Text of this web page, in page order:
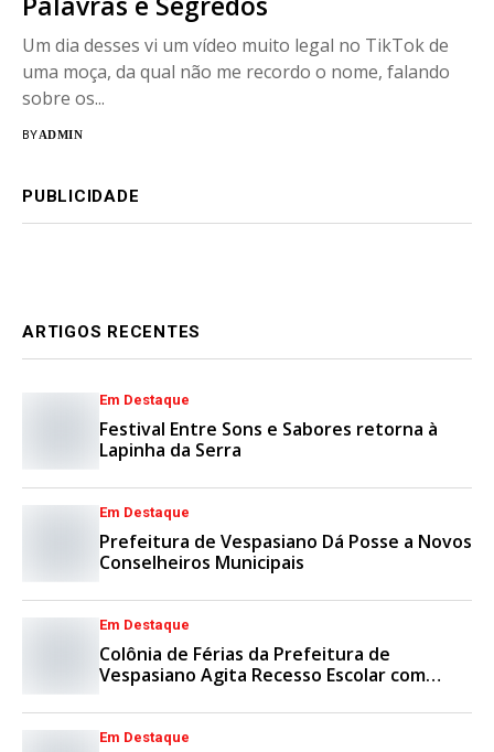
Um dia desses vi um vídeo muito legal no TikTok de
uma moça, da qual não me recordo o nome, falando
sobre os...
BYADMIN
PUBLICIDADE
ARTIGOS RECENTES
Em Destaque
Festival Entre Sons e Sabores retorna à
Lapinha da Serra
Em Destaque
Prefeitura de Vespasiano Dá Posse a Novos
Conselheiros Municipais
Em Destaque
Colônia de Férias da Prefeitura de
Vespasiano Agita Recesso Escolar com
Em Destaque